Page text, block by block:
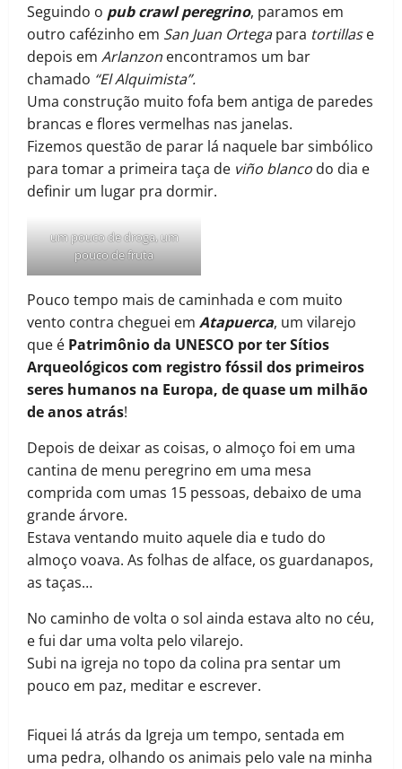
Seguindo o pub crawl peregrino, paramos em
outro cafézinho em San Juan Ortegapara tortillase
depois em Arlanzon encontramos um bar
chamado “El Alquimista”.
Uma construção muito fofa bem antiga de paredes
brancas e flores vermelhas nas janelas.
Fizemos questão de parar lá naquele bar simbólico
para tomar a primeira taça de viño blanco do dia e
definir um lugar pra dormir.
um pouco de droga, um
pouco de fruta
Pouco tempo mais de caminhada e com muito
vento contra cheguei em Atapuerca, um vilarejo
que é Patrimônio da UNESCO por ter Sítios
Arqueológicos com registro fóssil dos primeiros
seres humanos na Europa, de quase um milhão
de anos atrás!
Depois de deixar as coisas, o almoço foi em uma
cantina de menu peregrino em uma mesa
comprida com umas 15 pessoas, debaixo de uma
grande árvore.
Estava ventando muito aquele dia e tudo do
almoço voava. As folhas de alface, os guardanapos,
as taças…
No caminho de volta o sol ainda estava alto no céu,
e fui dar uma volta pelo vilarejo.
Subi na igreja no topo da colina pra sentar um
pouco em paz, meditar e escrever.
Fiquei lá atrás da Igreja um tempo, sentada em
uma pedra, olhando os animais pelo vale na minha